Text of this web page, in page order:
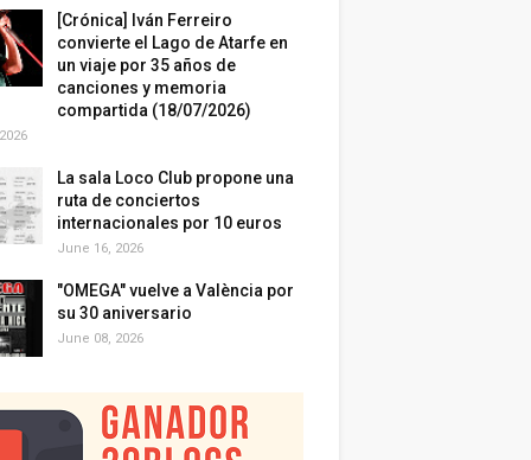
[Crónica] Iván Ferreiro
convierte el Lago de Atarfe en
un viaje por 35 años de
canciones y memoria
compartida (18/07/2026)
La sala Loco Club propone una
ruta de conciertos
internacionales por 10 euros
June 16, 2026
"OMEGA" vuelve a València por
su 30 aniversario
June 08, 2026